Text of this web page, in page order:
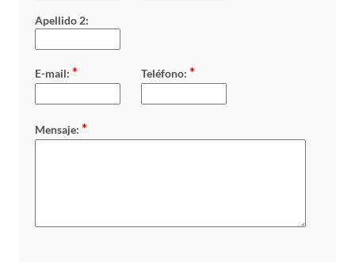
Apellido 2:
E-mail: * Teléfono: *
Mensaje: *